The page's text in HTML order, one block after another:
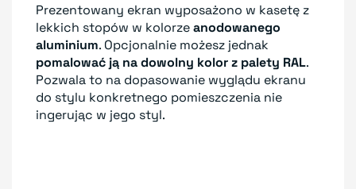
Prezentowany ekran wyposażono w kasetę z
lekkich stopów w kolorzeanodowanego
aluminium. Opcjonalnie możesz jednak
pomalować ją na dowolny kolor z palety RAL.
Pozwala to na dopasowanie wyglądu ekranu
do stylu konkretnego pomieszczenia nie
ingerując w jego styl.